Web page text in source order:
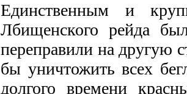
Единственным и
Лбищенского рейда
переправили на другую
бы уничтожить всех
долгого времени